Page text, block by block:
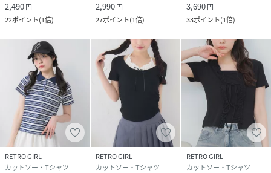
2,490円
22ポイント(1倍)
2,990円
27ポイント(1倍)
3,690円
33ポイント(1倍)
RETRO GIRL
カットソー・Tシャツ
RETRO GIRL
カットソー・Tシャツ
RETRO GIRL
カットソー・Tシャツ